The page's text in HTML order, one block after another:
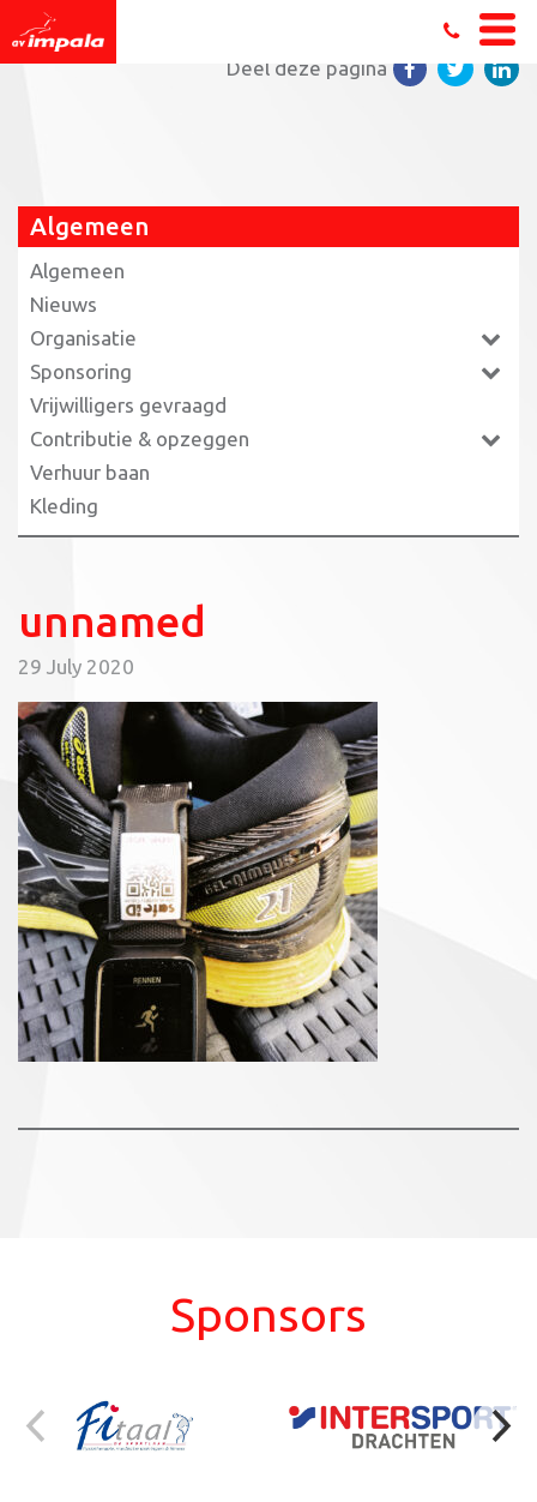
Home»Ingrid Tjepkema over Safe-ID
unnamed
Deel deze pagina
Algemeen
Algemeen
Nieuws
Organisatie
Sponsoring
Vrijwilligers gevraagd
Contributie & opzeggen
Verhuur baan
Kleding
unnamed
29 July 2020
Sponsors